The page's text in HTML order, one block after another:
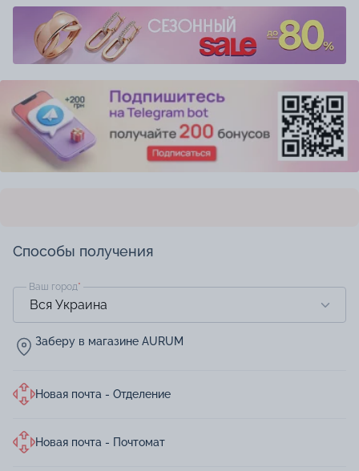
Способы получения
Ваш город*
Заберу в магазине AURUM
Новая почта - Отделение
Новая почта - Почтомат